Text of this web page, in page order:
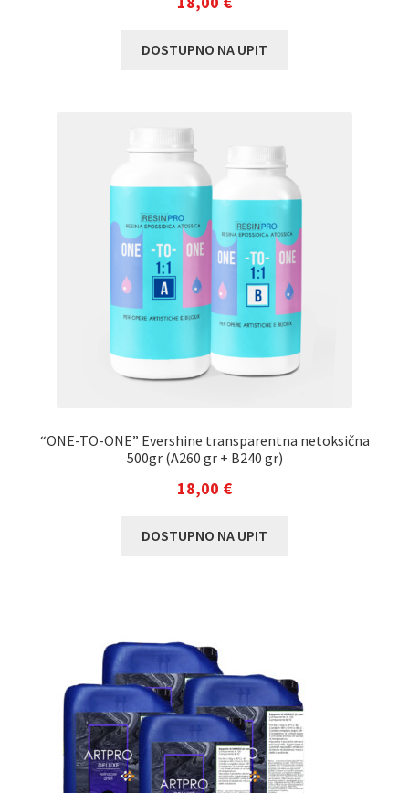
DOSTUPNO NA UPIT
“ONE-TO-ONE” Evershine transparentna netoksična
500gr (A260 gr + B240 gr)
18,00 €
DOSTUPNO NA UPIT